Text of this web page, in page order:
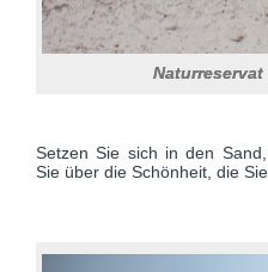
Naturreservat
Setzen Sie sich in den
Sie über die Schönheit, die